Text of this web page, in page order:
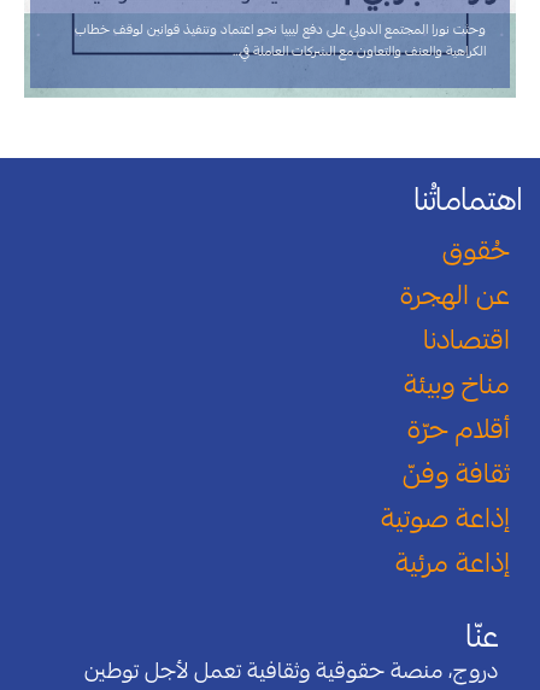
وحثت نورا المجتمع الدولي على دفع ليبيا نحو اعتماد وتنفيذ قوانين لوقف خطاب
الكراهية والعنف والتعاون مع الشركات العاملة في…
اهتماماتُنا
حُقوق
عن الهجرة
اقتصادنا
مناخ وبيئة
أقلام حرّة
ثقافة وفنّ
إذاعة صوتية
إذاعة مرئية
عنّا
دروج، منصة حقوقية وثقافية تعمل لأجل توطين